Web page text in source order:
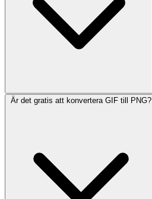
Är det gratis att konvertera GIF till PNG?